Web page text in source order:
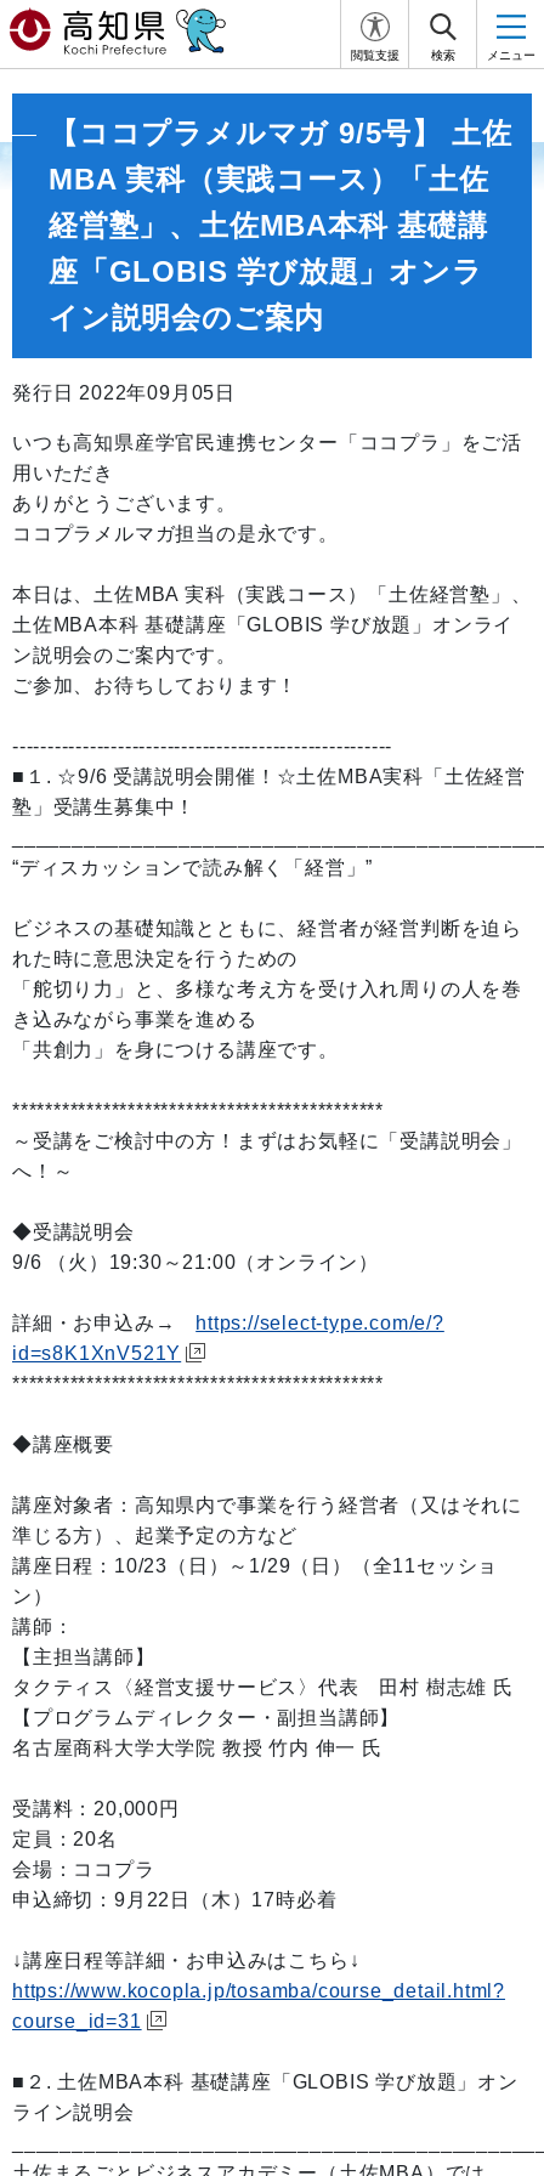
閲覧支援 検索 メニュー
【ココプラメルマガ 9/5号】 土佐
MBA 実科（実践コース）「土佐
経営塾」、土佐MBA本科 基礎講
座「GLOBIS 学び放題」オンラ
イン説明会のご案内
発行日 2022年09月05日
いつも高知県産学官民連携センター「ココプラ」をご活
用いただき
ありがとうございます。
ココプラメルマガ担当の是永です。
本日は、土佐MBA 実科（実践コース）「土佐経営塾」、
土佐MBA本科 基礎講座「GLOBIS 学び放題」オンライ
ン説明会のご案内です。
ご参加、お待ちしております！
------------------------------------------------------
■１. ☆9/6 受講説明会開催！☆土佐MBA実科「土佐経営
塾」受講生募集中！
“ディスカッションで読み解く「経営」”
ビジネスの基礎知識とともに、経営者が経営判断を迫ら
れた時に意思決定を行うための
「舵切り力」と、多様な考え方を受け入れ周りの人を巻
き込みながら事業を進める
「共創力」を身につける講座です。
*********************************************
～受講をご検討中の方！まずはお気軽に「受講説明会」
へ！～
◆受講説明会
9/6 （火）19:30～21:00（オンライン）
詳細・お申込み→
https://select-type.com/e/?
id=s8K1XnV521Y
*********************************************
◆講座概要
講座対象者：高知県内で事業を行う経営者（又はそれに
準じる方）、起業予定の方など
講座日程：10/23（日）～1/29（日）（全11セッショ
ン）
講師：
【主担当講師】
タクティス〈経営支援サービス〉代表 田村 樹志雄 氏
【プログラムディレクター・副担当講師】
名古屋商科大学大学院 教授 竹内 伸一 氏
受講料：20,000円
定員：20名
会場：ココプラ
申込締切：9月22日（木）17時必着
↓講座日程等詳細・お申込みはこちら↓
https://www.kocopla.jp/tosamba/course_detail.html?
course_id=31
■２. 土佐MBA本科 基礎講座「GLOBIS 学び放題」オン
ライン説明会